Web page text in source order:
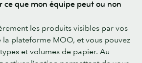
ce que mon équipe peut ou non
les produits visibles par vos
la plateforme MOO, et vous pouvez
et volumes de papier. Au